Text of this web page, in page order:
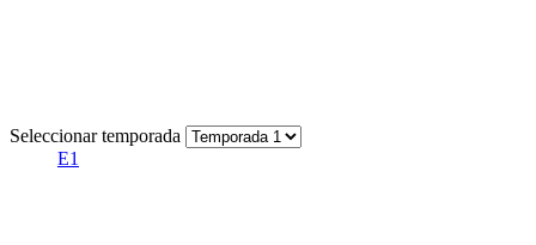
Seleccionar temporada
E1